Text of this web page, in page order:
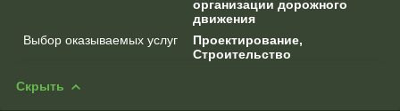
организации дорожного
движения
Выбор оказываемых услуг
Проектирование,
Строительство
Скрыть